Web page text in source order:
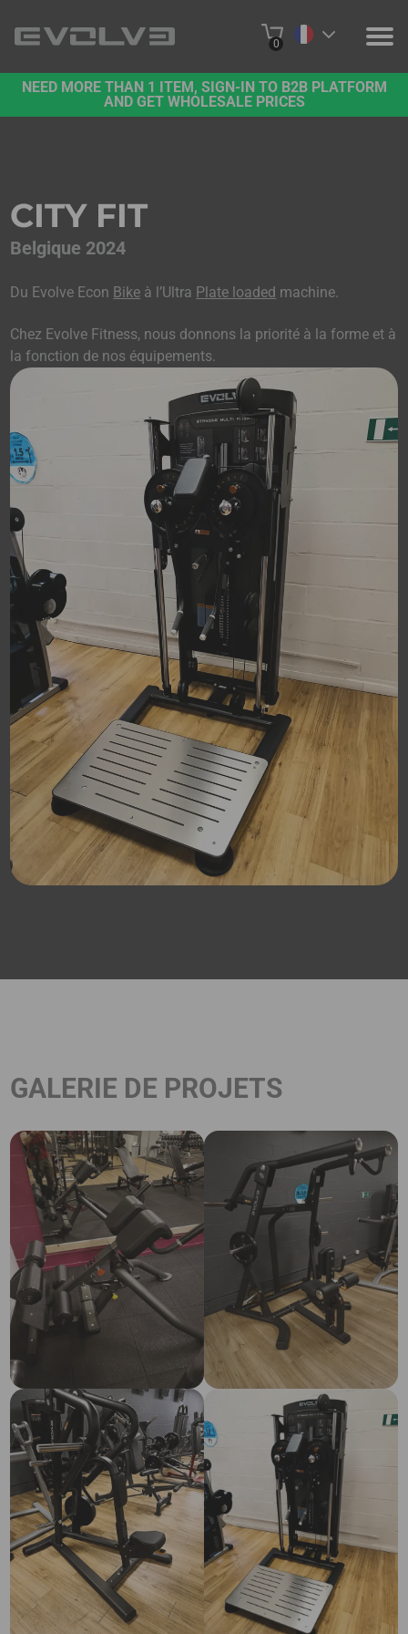
0
PRODUITS
PROJETS
NEED MORE THAN 1 ITEM, SIGN-IN TO B2B PLATFORM
AND GET WHOLESALE PRICES
CITY FIT
Belgique 2024
Du Evolve Econ Bike à l’Ultra Plate loaded machine.
Chez Evolve Fitness, nous donnons la priorité à la forme et à
la fonction de nos équipements.
GALERIE DE PROJETS